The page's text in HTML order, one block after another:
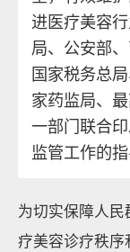
进医疗美容
局、公安部
国家税务总
家药监局、
一部门联合
监管工作的指
为切实保障人
疗美容诊疗秩